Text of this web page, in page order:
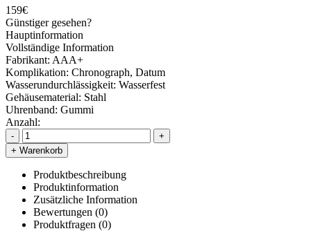
159€
Günstiger gesehen?
Hauptinformation
Vollständige Information
Fabrikant: AAA+
Komplikation: Chronograph, Datum
Wasserundurchlässigkeit: Wasserfest
Gehäusematerial: Stahl
Uhrenband: Gummi
Anzahl:
-
+
+ Warenkorb
Produktbeschreibung
Produktinformation
Zusätzliche Information
Bewertungen (0)
Produktfragen (0)